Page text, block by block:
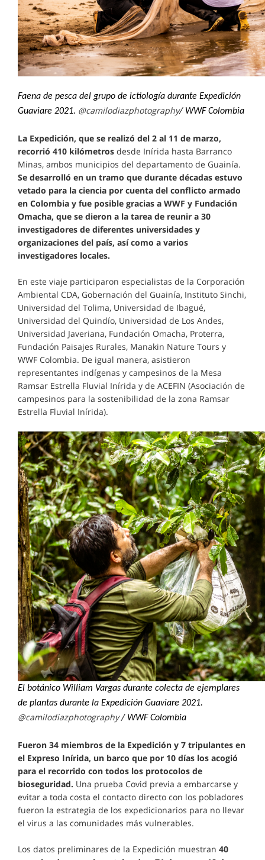
Faena de pesca del grupo de ictiología durante Expedición
Guaviare 2021. @camilodiazphotography/ WWF Colombia
La Expedición, que se realizó del 2 al 11 de marzo,
recorrió 410 kilómetros desde Inírida hasta Barranco
Minas, ambos municipios del departamento de Guainía.
Se desarrolló en un tramo que durante décadas estuvo
vetado para la ciencia por cuenta del conflicto armado
en Colombia y fue posible gracias a WWF y Fundación
Omacha, que se dieron a la tarea de reunir a 30
investigadores de diferentes universidades y
organizaciones del país, así como a varios
investigadores locales.
En este viaje participaron especialistas de la Corporación
Ambiental CDA, Gobernación del Guainía, Instituto Sinchi,
Universidad del Tolima, Universidad de Ibagué,
Universidad del Quindío, Universidad de Los Andes,
Universidad Javeriana, Fundación Omacha, Proterra,
Fundación Paisajes Rurales, Manakin Nature Tours y
WWF Colombia. De igual manera, asistieron
representantes indígenas y campesinos de la Mesa
Ramsar Estrella Fluvial Inírida y de ACEFIN (Asociación de
campesinos para la sostenibilidad de la zona Ramsar
Estrella Fluvial Inírida).
El botánico William Vargas durante colecta de ejemplares
de plantas durante la Expedición Guaviare 2021.
@camilodiazphotography ​/ WWF Colombia
Fueron 34 miembros de la Expedición y 7 tripulantes en
el Expreso Inírida, un barco que por 10 días los acogió
para el recorrido con todos los protocolos de
bioseguridad. Una prueba Covid previa a embarcarse y
evitar a toda costa el contacto directo con los pobladores
fueron la estrategia de los expedicionarios para no llevar
el virus a las comunidades más vulnerables.
Los datos preliminares de la Expedición muestran 40